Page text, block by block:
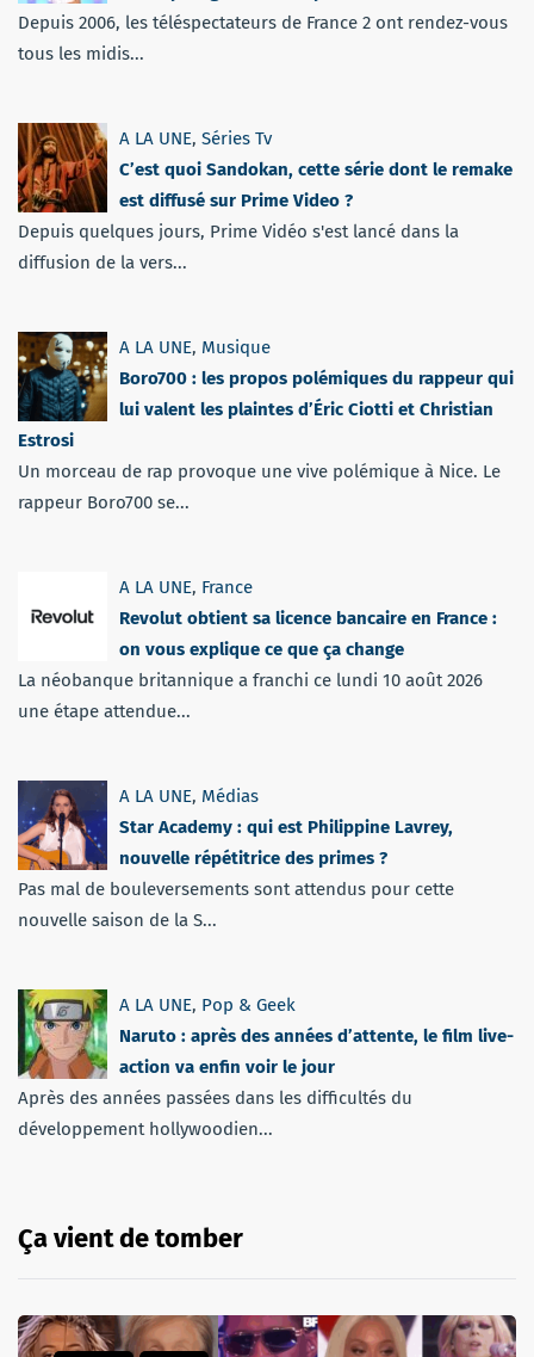
Depuis 2006, les téléspectateurs de France 2 ont rendez-vous
tous les midis...
A LA UNE, Séries Tv
C’est quoi Sandokan, cette série dont le remake
est diffusé sur Prime Video ?
Depuis quelques jours, Prime Vidéo s'est lancé dans la
diffusion de la vers...
A LA UNE, Musique
Boro700 : les propos polémiques du rappeur qui
lui valent les plaintes d’Éric Ciotti et Christian
Estrosi
Un morceau de rap provoque une vive polémique à Nice. Le
rappeur Boro700 se...
A LA UNE, France
Revolut obtient sa licence bancaire en France :
on vous explique ce que ça change
La néobanque britannique a franchi ce lundi 10 août 2026
une étape attendue...
A LA UNE, Médias
Star Academy : qui est Philippine Lavrey,
nouvelle répétitrice des primes ?
Pas mal de bouleversements sont attendus pour cette
nouvelle saison de la S...
A LA UNE, Pop & Geek
Naruto : après des années d’attente, le film live-
action va enfin voir le jour
Après des années passées dans les difficultés du
développement hollywoodien...
Ça vient de tomber